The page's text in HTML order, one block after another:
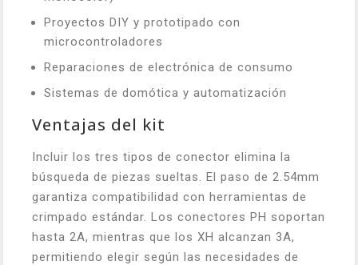
Proyectos DIY y prototipado con
microcontroladores
Reparaciones de electrónica de consumo
Sistemas de domótica y automatización
Ventajas del kit
Incluir los tres tipos de conector elimina la
búsqueda de piezas sueltas. El paso de 2.54mm
garantiza compatibilidad con herramientas de
crimpado estándar. Los conectores PH soportan
hasta 2A, mientras que los XH alcanzan 3A,
permitiendo elegir según las necesidades de